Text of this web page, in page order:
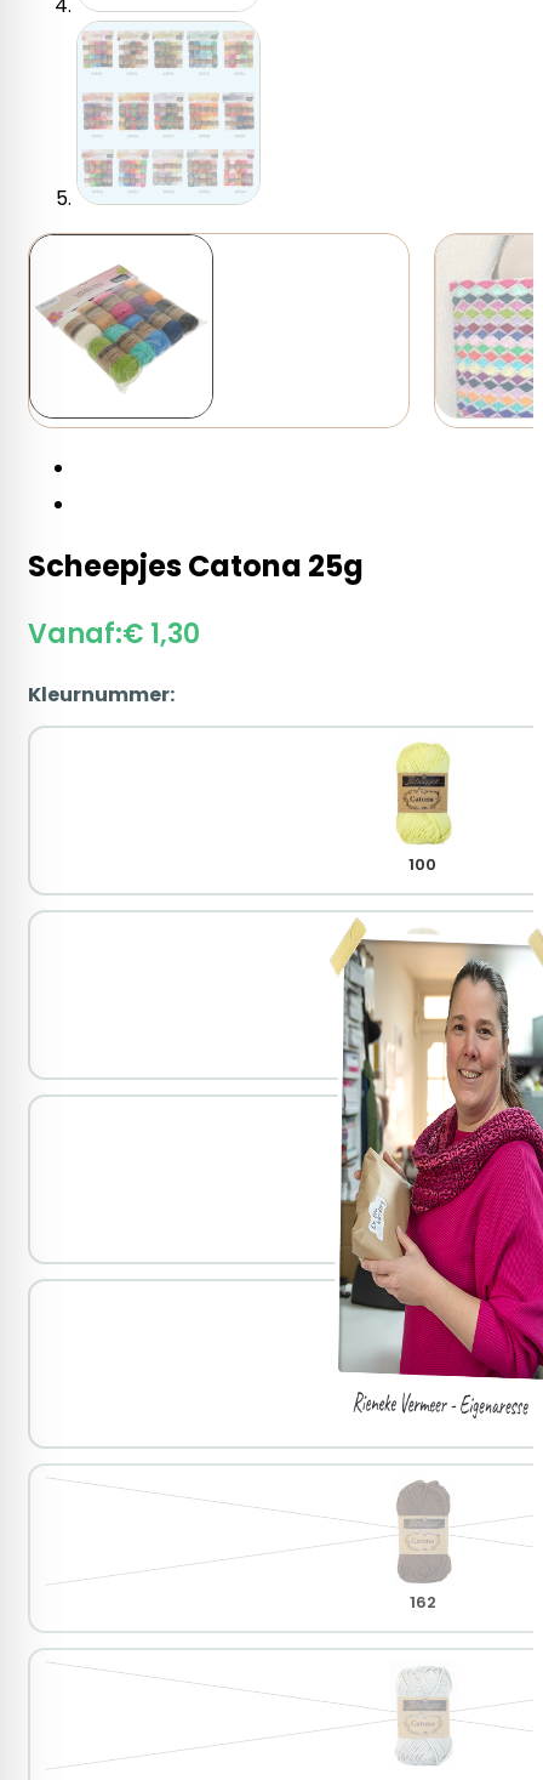
Scheepjes Catona 25g
Vanaf:€ 1,30
Kleurnummer:
100
105
114
128
162